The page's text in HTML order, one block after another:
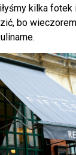
kilka fotek
bo